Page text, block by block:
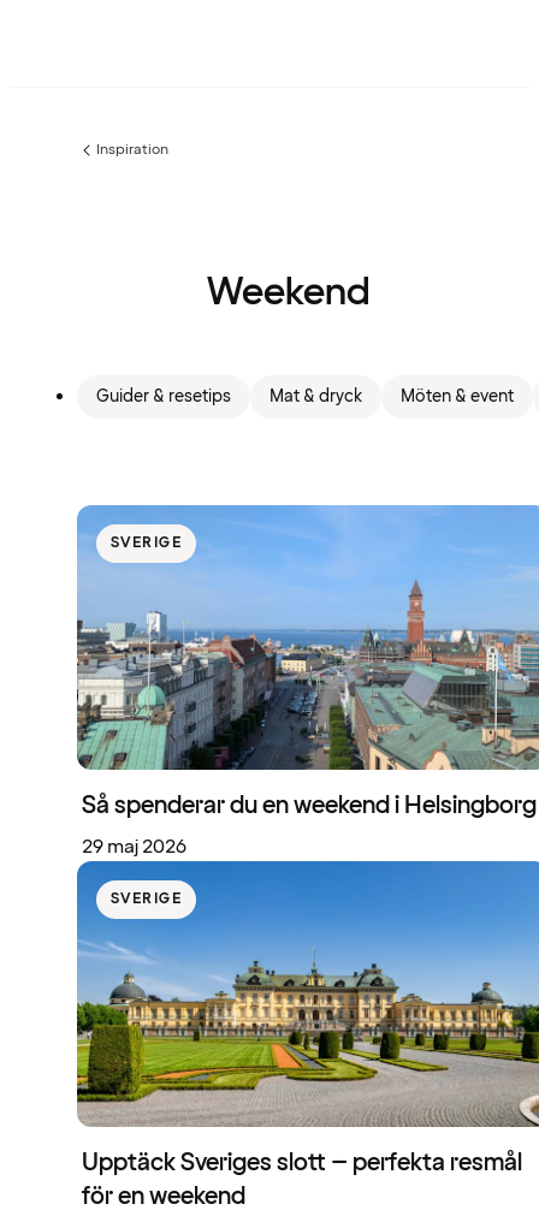
Föregående
Inspiration
Weekend
Guider & resetips Mat & dryck Möten & event
SVERIGE
Så spenderar du en weekend i Helsingborg
29 maj 2026
SVERIGE
Upptäck Sveriges slott – perfekta resmål
för en weekend